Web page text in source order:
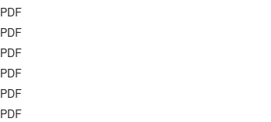
PDF
PDF
PDF
PDF
PDF
PDF